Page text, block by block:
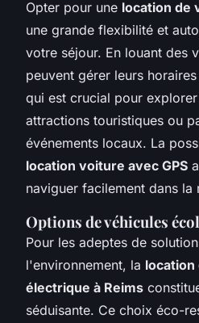
Opter pour une location de
une grande flexibilité et
votre séjour. En louant des
peuvent gérer leurs
qui est crucial pour
attractions touristiques ou
événements locaux. La
location voiture avec GPS
naviguer facilement dans la
Options de véhicules
Pour les adeptes de
l'environnement, la location
électrique à Reims
séduisante. Ce choix éco-